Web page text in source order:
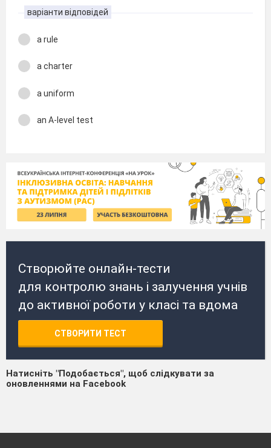
варіанти відповідей
a rule
a charter
a uniform
an A-level test
Створюйте онлайн-тести
для контролю знань і залучення учнів
до активної роботи у класі та вдома
СТВОРИТИ ТЕСТ
Натисніть "Подобається", щоб слідкувати за
оновленнями на Facebook